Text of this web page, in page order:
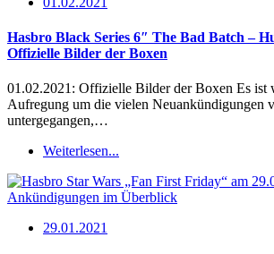
Hasbro Black Series 6″ The Bad Batch –
Offizielle Bilder der Boxen
01.02.2021: Offizielle Bilder der Boxen Es ist
Aufregung um die vielen Neuankündigungen
untergegangen,…
Weiterlesen...
29.01.2021